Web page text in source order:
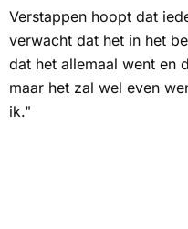
Verstappen hoopt dat
verwacht dat het in het
dat het allemaal went en
maar het zal wel even
ik."